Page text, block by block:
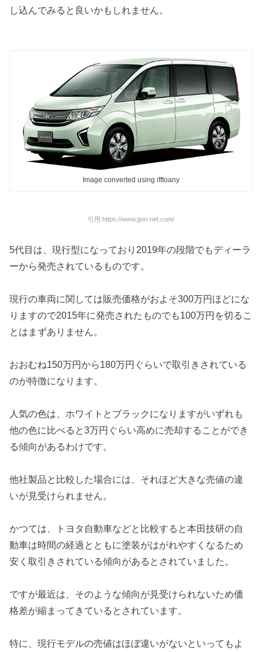
し込んでみると良いかもしれません。
Image converted using ifftoany
引用:https://www.goo-net.com/
5代目は、現行型になっており2019年の段階でもディーラ
ーから発売されているものです。
現行の車両に関しては販売価格がおよそ300万円ほどにな
りますので2015年に発売されたものでも100万円を切るこ
とはまずありません。
おおむね150万円から180万円ぐらいで取引きされている
のが特徴になります。
人気の色は、ホワイトとブラックになりますがいずれも
他の色に比べると3万円ぐらい高めに売却することができ
る傾向があるわけです。
他社製品と比較した場合には、それほど大きな売値の違
いが見受けられません。
かつては、トヨタ自動車などと比較すると本田技研の自
動車は時間の経過とともに塗装がはがれやすくなるため
安く取引きされている傾向があるとされていました。
ですが最近は、そのような傾向が見受けられないため価
格差が縮まってきているとされています。
特に、現行モデルの売値はほぼ違いがないといってもよ